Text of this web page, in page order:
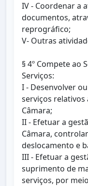
IV - Coordenar a
documentos,
reprográfico;
V- Outras
§ 4º Compete ao
Serviços:
I - Desenvolver
serviços relativos
Câmara;
II - Efetuar a
Câmara,
deslocamento e
III - Efetuar a
suprimento de
serviços, por